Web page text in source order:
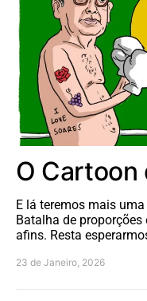
O Cartoon
E lá teremos mais
Batalha de
afins. Resta
23 de Janeiro, 2026